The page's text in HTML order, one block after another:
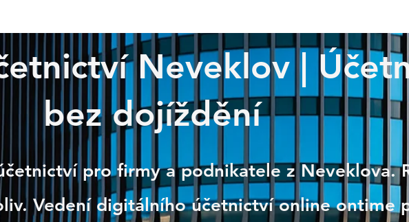
Neveklov |
bez dojíždění
pro firmy a podnikatele z Neveklova.
Vedení digitálního účetnictví online ontime